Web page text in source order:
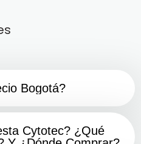
Bogotá?
Cytotec? ¿Qué